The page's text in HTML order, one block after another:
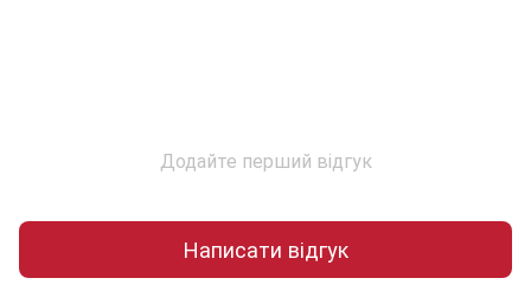
Додайте перший відгук
Написати відгук